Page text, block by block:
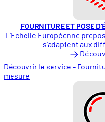
FOURNITURE ET POSE
L'Echelle Européenne
s'adaptent aux
Découvrir le service -
mesure